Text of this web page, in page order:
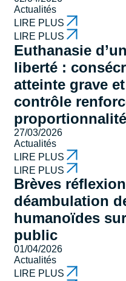
Actualités
LIRE PLUS
LIRE PLUS
Euthanasie
liberté :
atteinte grave et
contrôle
proportionnalité
27/03/2026
Actualités
LIRE PLUS
LIRE PLUS
Brèves
déambulation
humanoïdes
public
01/04/2026
Actualités
LIRE PLUS